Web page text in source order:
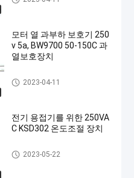
모터 열 과부하 보호기 250
v 5a, BW9700 50-150C 과
열보호장치
KSD301 바이메탈 보온장치
2023-04-11
전기 용접기를 위한 250VA
C KSD302 온도조절 장치
KSD302 보온장치
2023-05-22